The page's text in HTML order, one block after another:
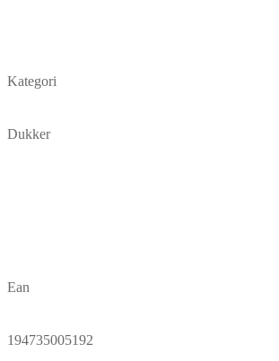
Kategori
Dukker
Ean
194735005192